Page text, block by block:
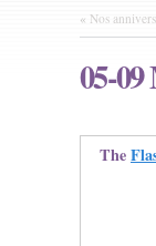
« Nos
05-09
The